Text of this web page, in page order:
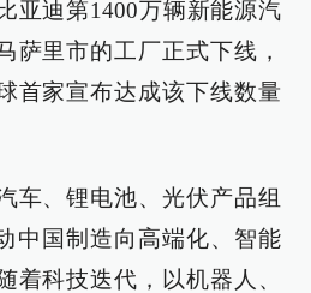
亚迪第1400万辆新能源汽
萨里市的工厂正式下线，
首家宣布达成该下线数量
车、锂电池、光伏产品组
中国制造向高端化、智能
着科技迭代，以机器人、